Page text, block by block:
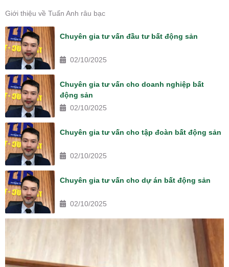
Giới thiệu về Tuấn Anh râu bạc
Chuyên gia tư vấn đầu tư bất động sản
02/10/2025
Chuyên gia tư vấn cho doanh nghiệp bất
động sản
02/10/2025
Chuyên gia tư vấn cho tập đoàn bất động sản
02/10/2025
Chuyên gia tư vấn cho dự án bất động sản
02/10/2025